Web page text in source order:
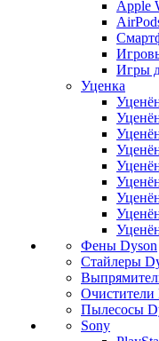
Apple
Игры
Уценка
Фены Dyson
Стайлеры
Очистители
Пылесосы
Sony